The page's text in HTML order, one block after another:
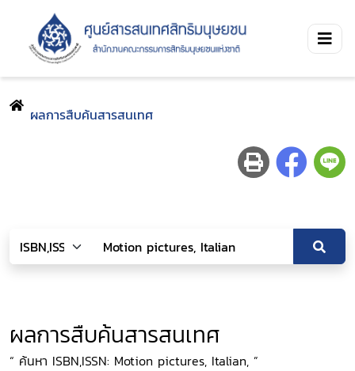
ผลการสืบค้นสารสนเทศ
ผลการสืบค้นสารสนเทศ
“ ค้นหา ISBN,ISSN: Motion pictures, Italian, ”